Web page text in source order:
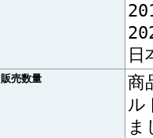
日
販売数量
商
ル
ま